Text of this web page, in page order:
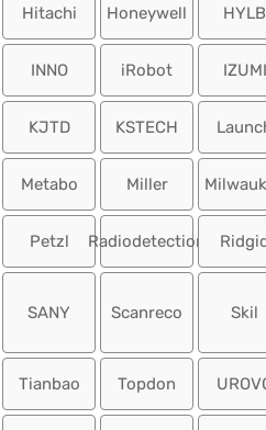
Hitachi Honeywell HYLB
INNO iRobot IZUMI
KJTD KSTECH
Metabo Miller
Petzl Radiodetection
SANY Scanreco Skil
Tianbao Topdon